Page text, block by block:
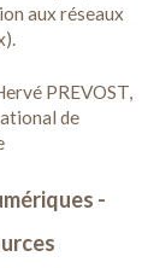
aux réseaux
PREVOST,
de
-